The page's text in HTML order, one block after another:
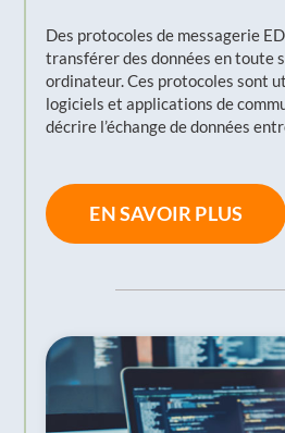
Des protocoles de messagerie
transférer des données en toute
ordinateur. Ces protocoles sont
logiciels et applications de
décrire l’échange de données
EN SAVOIR PLUS